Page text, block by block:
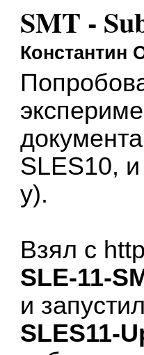
SMT -
Константин
SLES10,
у).
Взял с
SLE-11-
и
SLES11-